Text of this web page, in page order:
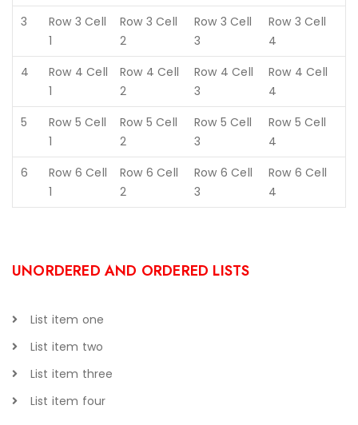
3
Row 3 Cell
1
Row 3 Cell
2
Row 3 Cell
3
Row 3 Cell
4
4
Row 4 Cell
1
Row 4 Cell
2
Row 4 Cell
3
Row 4 Cell
4
5
Row 5 Cell
1
Row 5 Cell
2
Row 5 Cell
3
Row 5 Cell
4
6
Row 6 Cell
1
Row 6 Cell
2
Row 6 Cell
3
Row 6 Cell
4
UNORDERED AND ORDERED LISTS
List item one
List item two
List item three
List item four